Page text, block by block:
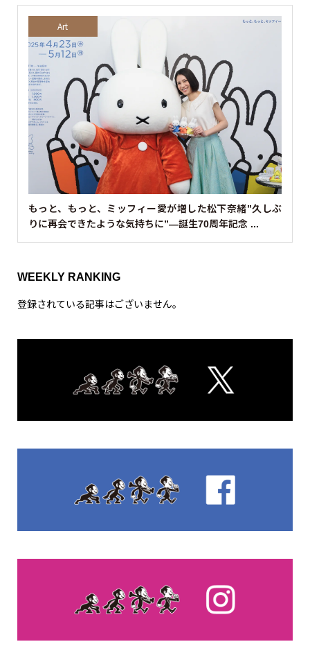
Art
もっと、もっと、ミッフィー愛が増した松下奈緒”久しぶ
りに再会できたような気持ちに”—誕生70周年記念 ...
WEEKLY RANKING
登録されている記事はございません。